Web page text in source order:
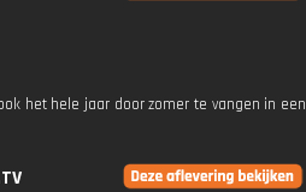
het hele jaar door zomer te vangen in een